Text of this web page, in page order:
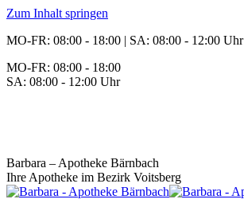
Zum Inhalt springen
MO-FR: 08:00 - 18:00 | SA: 08:00 - 12:00 Uhr
MO-FR: 08:00 - 18:00
SA: 08:00 - 12:00 Uhr
Barbara – Apotheke Bärnbach
Ihre Apotheke im Bezirk Voitsberg